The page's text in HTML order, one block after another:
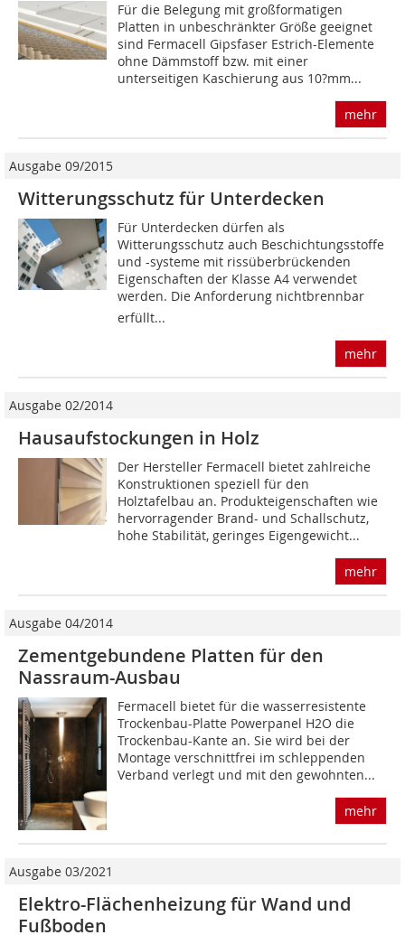
Für die Belegung mit großformatigen
Platten in unbeschränkter Größe geeignet
sind Fermacell Gipsfaser Estrich-Elemente
ohne Dämmstoff bzw. mit einer
unterseitigen Kaschierung aus 10?mm...
mehr
Ausgabe 09/2015
Witterungsschutz für Unterdecken
Für Unterdecken dürfen als
Witterungsschutz auch Beschichtungsstoffe
und -systeme mit rissüberbrückenden
Eigenschaften der Klasse A4 verwendet
werden. Die Anforderung nichtbrennbar
erfüllt...
mehr
Ausgabe 02/2014
Hausaufstockungen in Holz
Der Hersteller Fermacell bietet zahlreiche
Konstruktionen speziell für den
Holztafelbau an. Produkteigenschaften wie
hervorragender Brand- und Schallschutz,
hohe Stabilität, geringes Eigengewicht...
mehr
Ausgabe 04/2014
Zementgebundene Platten für den
Nassraum-Ausbau
Fermacell bietet für die wasserresistente
Trockenbau-Platte Power­panel H2O die
Trockenbau-Kante an. Sie wird bei der
Montage verschnittfrei im schleppenden
Verband verlegt und mit den gewohnten...
mehr
Ausgabe 03/2021
Elektro-Flächenheizung für Wand und
Fußboden